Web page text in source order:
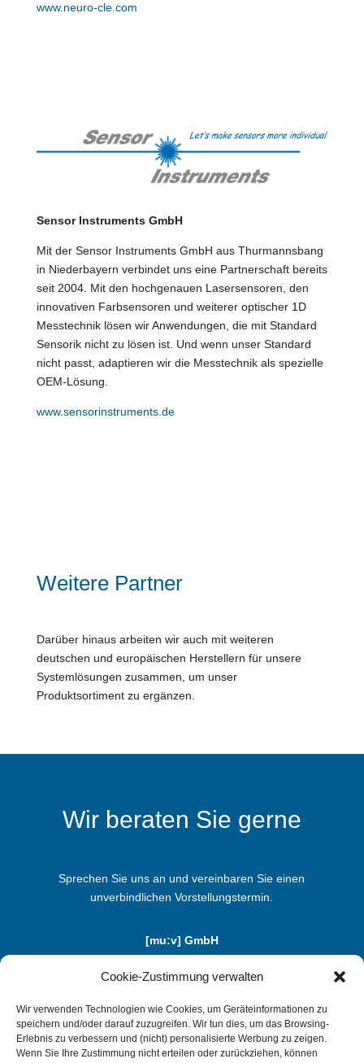
Cookie-Zustimmung verwalten
Wir verwenden Technologien wie Cookies, um Geräteinformationen zu
speichern und/oder darauf zuzugreifen. Wir tun dies, um das Browsing-
Erlebnis zu verbessern und (nicht) personalisierte Werbung zu zeigen.
Wenn Sie Ihre Zustimmung nicht erteilen oder zurückziehen, können
www.neuro-cle.com
Sensor Instruments GmbH
Mit der Sensor Instruments GmbH aus Thurmannsbang
in Niederbayern verbindet uns eine Partnerschaft bereits
seit 2004. Mit den hochgenauen Lasersensoren, den
innovativen Farbsensoren und weiterer optischer 1D
Messtechnik lösen wir Anwendungen, die mit Standard
Sensorik nicht zu lösen ist. Und wenn unser Standard
nicht passt, adaptieren wir die Messtechnik als spezielle
OEM-Lösung.
www.sensorinstruments.de
Weitere Partner
Darüber hinaus arbeiten wir auch mit weiteren
deutschen und europäischen Herstellern für unsere
Systemlösungen zusammen, um unser
Produktsortiment zu ergänzen.
Wir beraten Sie gerne
Sprechen Sie uns an und vereinbaren Sie einen
unverbindlichen Vorstellungstermin.
[mu:v] GmbH
Benzstraße 5b | D-85551 Kirchheim
Telefon: +49 (0) 89-1 24 74 20 - 0
info@mu-v.de